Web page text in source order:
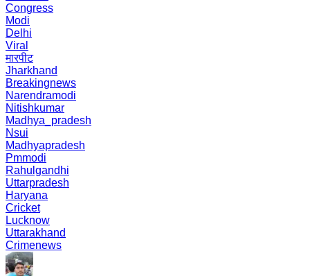
Congress
Modi
Delhi
Viral
मारपीट
Jharkhand
Breakingnews
Narendramodi
Nitishkumar
Madhya_pradesh
Nsui
Madhyapradesh
Pmmodi
Rahulgandhi
Uttarpradesh
Haryana
Cricket
Lucknow
Uttarakhand
Crimenews